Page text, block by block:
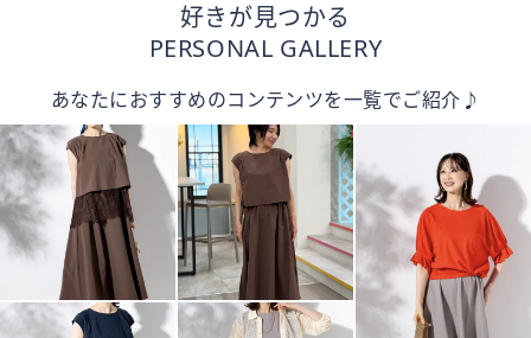
好きが見つかる
PERSONAL GALLERY
あなたにおすすめのコンテンツを一覧でご紹介♪